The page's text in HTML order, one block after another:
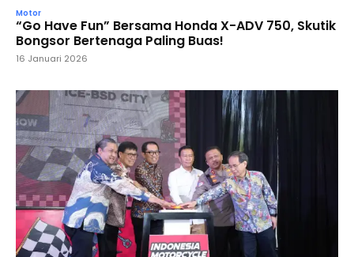
Motor
“Go Have Fun” Bersama Honda X-ADV 750, Skutik
Bongsor Bertenaga Paling Buas!
16 Januari 2026